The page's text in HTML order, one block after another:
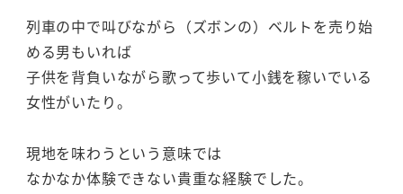
列車の中で叫びながら（ズボンの）ベルトを売り始
める男もいれば
子供を背負いながら歌って歩いて小銭を稼いでいる
女性がいたり。
現地を味わうという意味では
なかなか体験できない貴重な経験でした。